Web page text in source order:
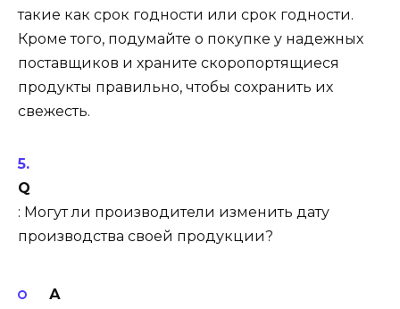
такие как срок годности или срок годности.
Кроме того, подумайте о покупке у надежных
поставщиков и храните скоропортящиеся
продукты правильно, чтобы сохранить их
свежесть.
Q
: Могут ли производители изменить дату
производства своей продукции?
А